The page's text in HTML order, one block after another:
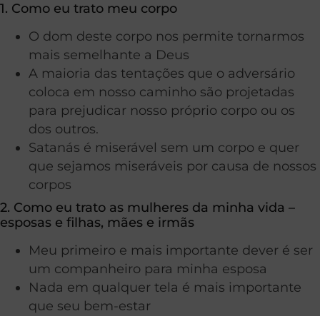
1. Como eu trato meu corpo
O dom deste corpo nos permite tornarmos
mais semelhante a Deus
A maioria das tentações que o adversário
coloca em nosso caminho são projetadas
para prejudicar nosso próprio corpo ou os
dos outros.
Satanás é miserável sem um corpo e quer
que sejamos miseráveis por causa de nossos
corpos
2. Como eu trato as mulheres da minha vida –
esposas e filhas, mães e irmãs
Meu primeiro e mais importante dever é ser
um companheiro para minha esposa
Nada em qualquer tela é mais importante
que seu bem-estar